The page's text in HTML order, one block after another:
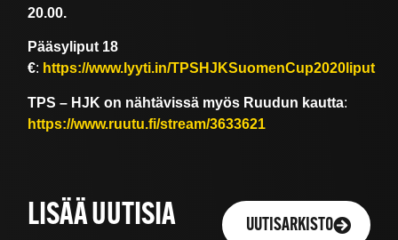
20.00.
Pääsyliput 18
€: https://www.lyyti.in/TPSHJKSuomenCup2020liput
TPS – HJK on nähtävissä myös Ruudun kautta:
https://www.ruutu.fi/stream/3633621
LISÄÄ UUTISIA UUTISARKISTO